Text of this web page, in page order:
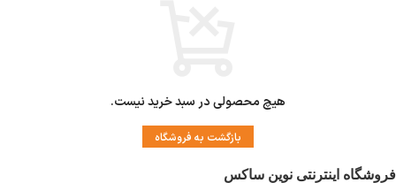
هیچ محصولی در سبد خرید نیست.
بازگشت به فروشگاه
فروشگاه اینترنتی نوین ساکس